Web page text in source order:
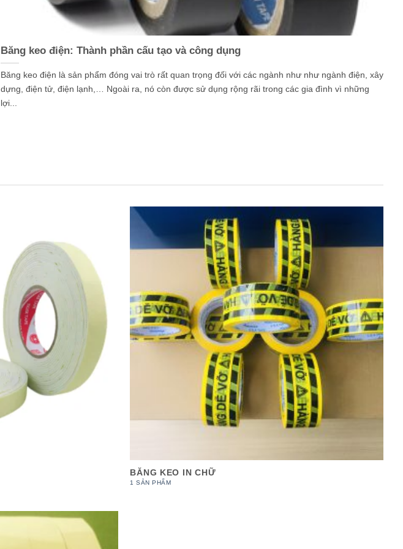
Băng keo điện: Thành phần cấu tạo và công dụng
Băng keo điện là sản phẩm đóng vai trò rất quan trọng đối với các ngành như như ngành điện, xây
dựng, điện tử, điện lạnh,… Ngoài ra, nó còn được sử dụng rộng rãi trong các gia đình vì những
lợi...
BĂNG KEO IN CHỮ
1 SẢN PHẨM